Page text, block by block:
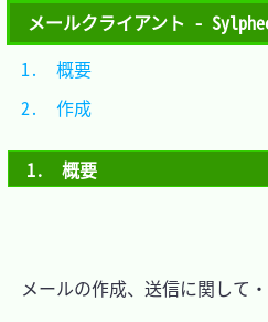
メールクライアント -
1.　概要
メールの作成、送信に関して・